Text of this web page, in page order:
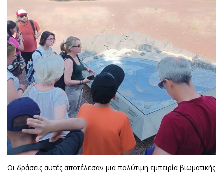
Οι δράσεις αυτές αποτέλεσαν μια πολύτιμη εμπειρία βιωματικής